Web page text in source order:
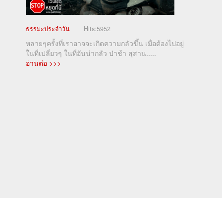
ธรรมะประจำวัน Hits:5952
หลายๆครั้งที่เราอาจจะเกิดความกลัวขึ้น เมื่อต้องไปอยู่
ในที่เปลี่ยวๆ ในที่อันน่ากลัว ป่าช้า สุสาน.....
อ่านต่อ >>>